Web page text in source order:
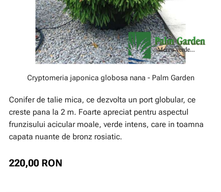
Cryptomeria japonica globosa nana - Palm Garden
Conifer de talie mica, ce dezvolta un port globular, ce
creste pana la 2 m. Foarte apreciat pentru aspectul
frunzisului acicular moale, verde intens, care in toamna
capata nuante de bronz rosiatic.
220,00 RON